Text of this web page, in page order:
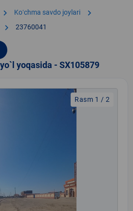
chevron_right Koʻchma savdo joylari chevron_right
chevron_right 23760041
yoqasida - SX105879
Rasm 1 / 2